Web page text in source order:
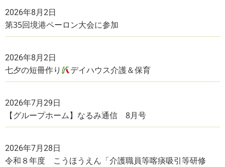
2026年8月2日
第35回境港ペーロン大会に参加
2026年8月2日
七夕の短冊作り デイハウス介護＆保育
2026年7月29日
【グループホーム】なるみ通信 8月号
2026年7月28日
令和８年度 こうほうえん「介護職員等喀痰吸引等研修